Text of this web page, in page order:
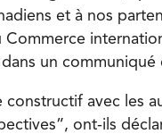
et à nos
un communiqué
avec les
ont-ils